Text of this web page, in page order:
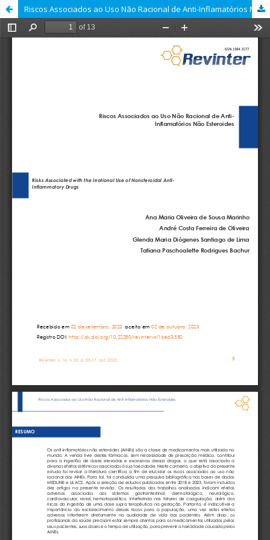
Riscos Associados ao Uso Não Racional de Anti-Inflamatórios Não Esteroides